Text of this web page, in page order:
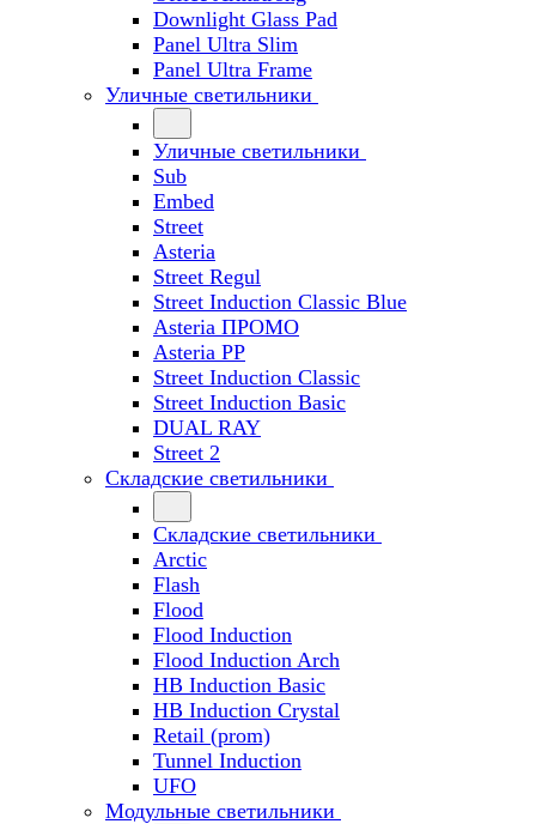
Downlight Glass Pad
Panel Ultra Slim
Panel Ultra Frame
Уличные светильники
Уличные светильники
Sub
Embed
Street
Asteria
Street Regul
Street Induction Classic Blue
Asteria ПРОМО
Asteria PP
Street Induction Classic
Street Induction Basic
DUAL RAY
Street 2
Складские светильники
Складские светильники
Arctic
Flash
Flood
Flood Induction
Flood Induction Arch
HB Induction Basic
HB Induction Crystal
Retail (prom)
Tunnel Induction
UFO
Модульные светильники